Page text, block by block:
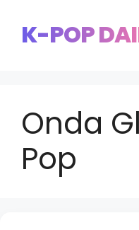
paraK-POP
Onda
Pop